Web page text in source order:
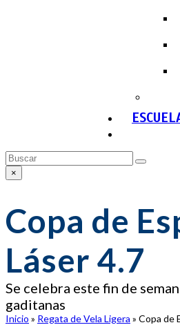
Buscar
Enviar
×
Close
Copa de
Láser 4.7
Se celebra este fin de
gaditanas
Inicio » Regata de Vela Ligera » Copa de